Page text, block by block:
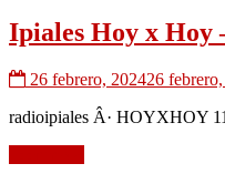
Ipiales Hoy x Hoy
26 febrero, 202426
radioipiales Â· HOYXHOY